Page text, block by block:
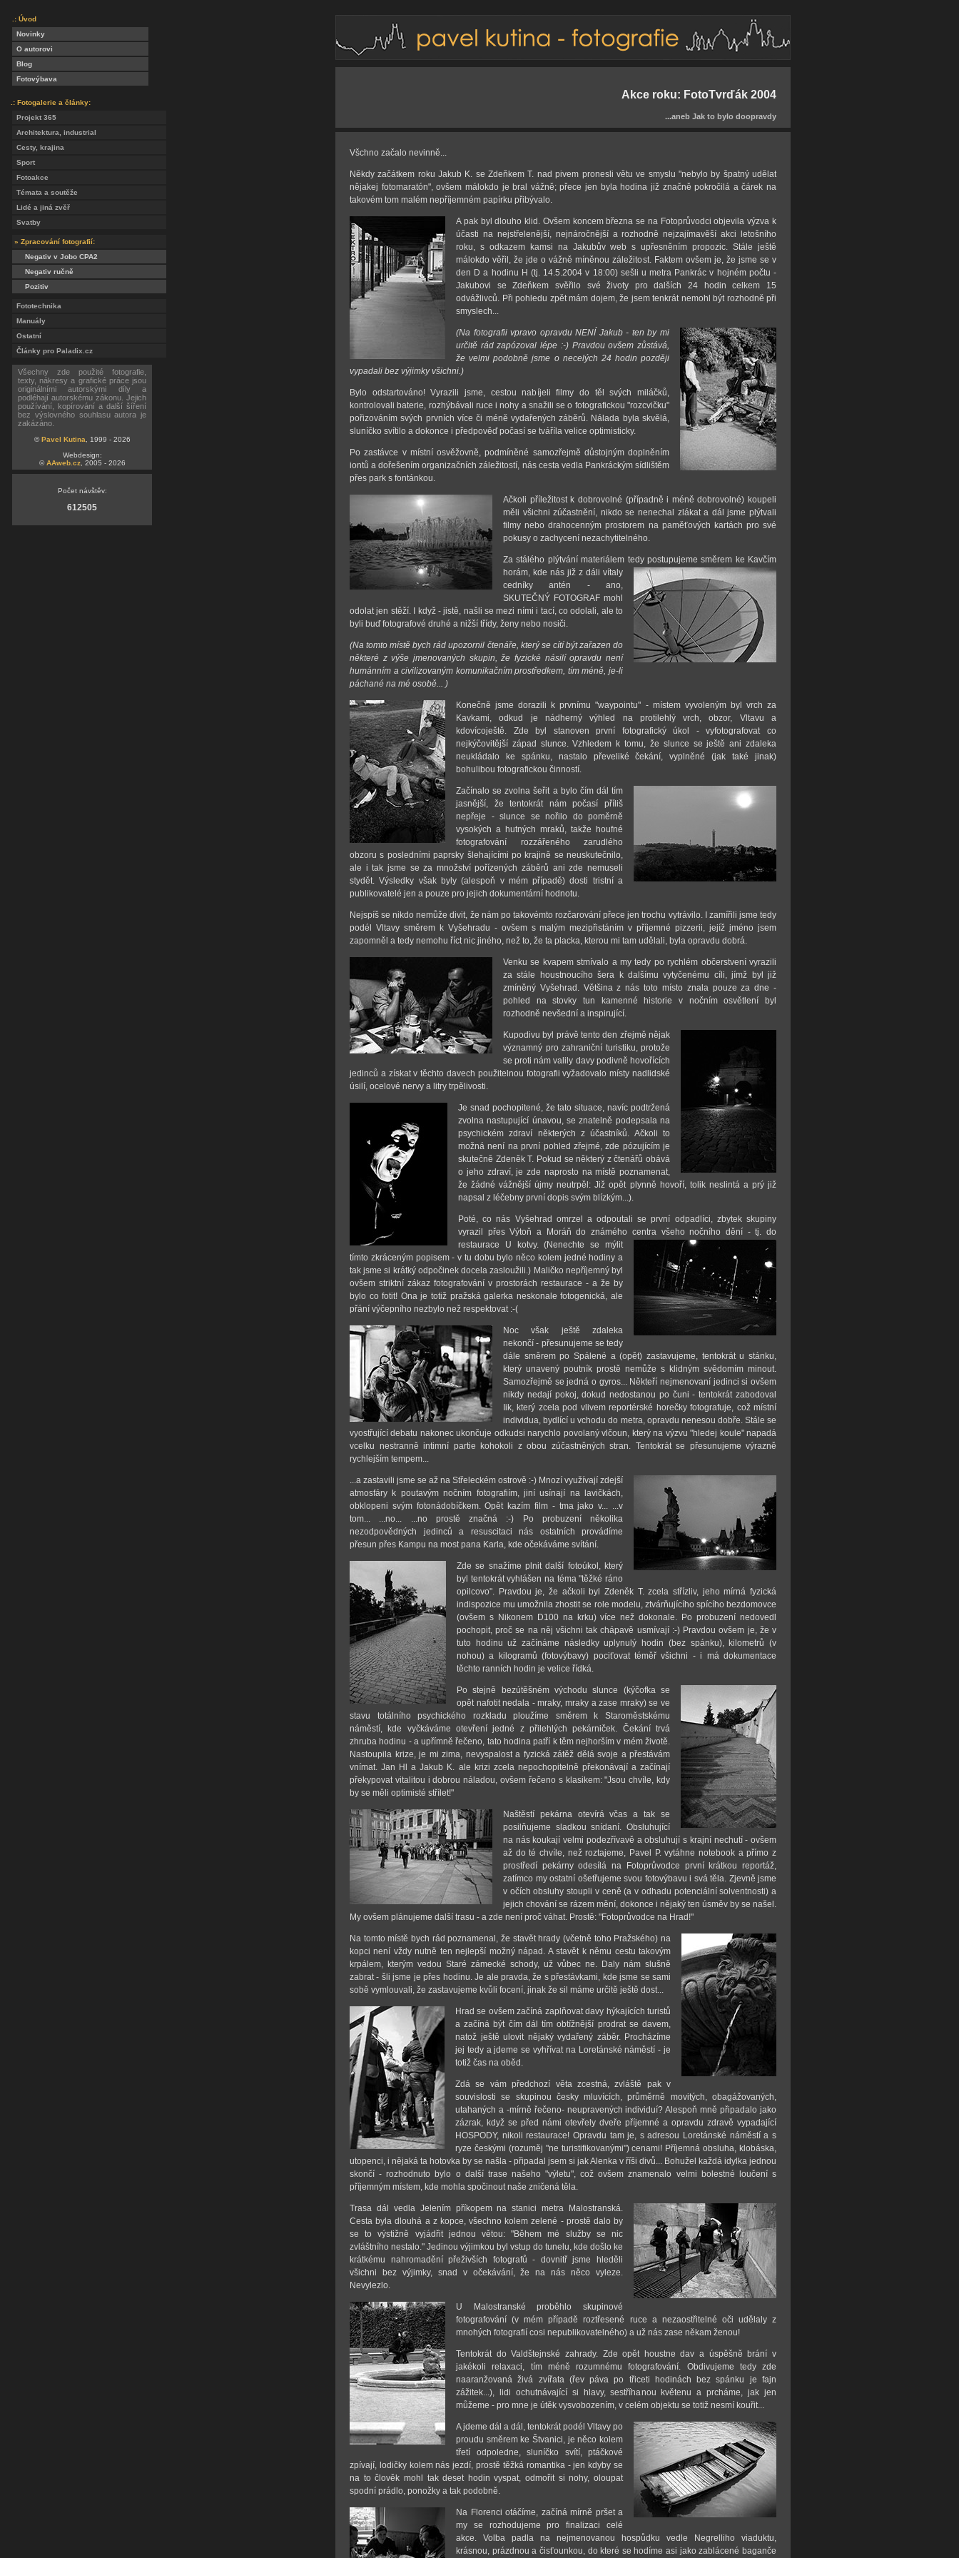
.: Úvod
Novinky
O autorovi
Blog
Fotovýbava
.: Fotogalerie a články:
Projekt 365
Architektura, industrial
Cesty, krajina
Sport
Fotoakce
Témata a soutěže
Lidé a jiná zvěř
Svatby
» Zpracování fotografií:
Negativ v Jobo CPA2
Negativ ručně
Pozitiv
Fototechnika
Manuály
Ostatní
Články pro Paladix.cz
Všechny zde použité fotografie,
texty, nákresy a grafické práce jsou
originálními autorskými díly a
podléhají autorskému zákonu. Jejich
používání, kopírování a další šíření
bez výslovného souhlasu autora je
zakázáno.
©Pavel Kutina , 1999 - 2026
Webdesign:
©AAweb.cz, 2005 - 2026
Počet návštěv:
612505
Akce roku: FotoTvrďák 2004
...aneb Jak to bylo doopravdy
Všchno začalo nevinně...
Někdy začátkem roku Jakub K. se Zdeňkem T. nad pivem pronesli větu ve smyslu "nebylo by špatný udělat
nějakej fotomaratón", ovšem málokdo je bral vážně; přece jen byla hodina již značně pokročilá a čárek na
takovém tom malém nepříjemném papírku přibývalo.
A pak byl dlouho klid. Ovšem koncem března se na Fotoprůvodci objevila výzva k
účasti na nejstřelenější, nejnáročnější a rozhodně nejzajímavěší akci letošního
roku, s odkazem kamsi na Jakubův web s upřesněním propozic. Stále ještě
málokdo věřil, že jde o vážně míněnou záležitost. Faktem ovšem je, že jsme se v
den D a hodinu H (tj. 14.5.2004 v 18:00) sešli u metra Pankrác v hojném počtu -
Jakubovi se Zdeňkem svěřilo své životy pro dalších 24 hodin celkem 15
odvážlivců. Při pohledu zpět mám dojem, že jsem tenkrát nemohl být rozhodně při
smyslech...
(Na fotografii vpravo opravdu NENÍ Jakub - ten by mi
určitě rád zapózoval lépe :-) Pravdou ovšem zůstává,
že velmi podobně jsme o necelých 24 hodin později
vypadali bez výjimky všichni.)
Bylo odstartováno! Vyrazili jsme, cestou nabíjeli filmy do těl svých miláčků,
kontrolovali baterie, rozhýbávali ruce i nohy a snažili se o fotografickou "rozcvičku"
pořizováním svých prvních více či méně vydařených záběrů. Nálada byla skvělá,
sluníčko svítilo a dokonce i předpověď počasí se tváříla velice optimisticky.
Po zastávce v místní osvěžovně, podmíněné samozřejmě důstojným doplněním
iontů a dořešením organizačních záležitostí, nás cesta vedla Pankráckým sídlištěm
přes park s fontánkou.
Ačkoli příležitost k dobrovolné (případně i méně dobrovolné) koupeli
měli všichni zúčastnění, nikdo se nenechal zlákat a dál jsme plýtvali
filmy nebo drahocenným prostorem na paměťových kartách pro své
pokusy o zachycení nezachytitelného.
Za stálého plýtvání materiálem tedy postupujeme směrem ke Kavčím
horám, kde nás již z dáli vítaly
cedníky antén - ano,
SKUTEČNÝ FOTOGRAF mohl
odolat jen stěží. I když - jistě, našli se mezi ními i tací, co odolali, ale to
byli buď fotografové druhé a nižší třídy, ženy nebo nosiči.
(Na tomto místě bych rád upozornil čtenáře, který se cítí být zařazen do
některé z výše jmenovaných skupin, že fyzické násilí opravdu není
humánním a civilizovaným komunikačním prostředkem, tím méně, je-li
páchané na mé osobě... )
Konečně jsme dorazili k prvnímu "waypointu" - místem vyvoleným byl vrch za
Kavkami, odkud je nádherný výhled na protilehlý vrch, obzor, Vltavu a
kdovícoještě. Zde byl stanoven první fotografický úkol - vyfotografovat co
nejkýčovitější západ slunce. Vzhledem k tomu, že slunce se ještě ani zdaleka
neukládalo ke spánku, nastalo převeliké čekání, vyplněné (jak také jinak)
bohulibou fotografickou činností.
Začínalo se zvolna šeřit a bylo čím dál tím
jasnější, že tentokrát nám počasí příliš
nepřeje - slunce se nořilo do poměrně
vysokých a hutných mraků, takže houfné
fotografování rozzářeného zarudlého
obzoru s posledními paprsky šlehajícími po krajině se neuskutečnilo,
ale i tak jsme se za množství pořízených záběrů ani zde nemuseli
stydět. Výsledky však byly (alespoň v mém případě) dosti tristní a
publikovatelé jen a pouze pro jejich dokumentární hodnotu.
Nejspíš se nikdo nemůže divit, že nám po takovémto rozčarování přece jen trochu vytrávilo. I zamířili jsme tedy
podél Vltavy směrem k Vyšehradu - ovšem s malým mezipřistáním v příjemné pizzerii, jejíž jméno jsem
zapomněl a tedy nemohu říct nic jiného, než to, že ta placka, kterou mi tam udělali, byla opravdu dobrá.
Venku se kvapem stmívalo a my tedy po rychlém občerstvení vyrazili
za stále houstnoucího šera k dalšímu vytyčenému cíli, jímž byl již
zmíněný Vyšehrad. Většina z nás toto místo znala pouze za dne -
pohled na stovky tun kamenné historie v nočním osvětlení byl
rozhodně nevšední a inspirující.
Kupodivu byl právě tento den zřejmě nějak
významný pro zahraniční turistiku, protože
se proti nám valily davy podivně hovořících
jedinců a získat v těchto davech použitelnou fotografii vyžadovalo místy nadlidské
úsilí, ocelové nervy a litry trpělivosti.
Je snad pochopitené, že tato situace, navíc podtržená
zvolna nastupující únavou, se znatelně podepsala na
psychickém zdraví některých z účastníků. Ačkoli to
možná není na první pohled zřejmé, zde pózujícím je
skutečně Zdeněk T. Pokud se některý z čtenářů obává
o jeho zdraví, je zde naprosto na místě poznamenat,
že žádné vážnější újmy neutrpěl: Již opět plynně hovoří, tolik neslintá a prý již
napsal z léčebny první dopis svým blízkým...).
Poté, co nás Vyšehrad omrzel a odpoutali se první odpadlíci, zbytek skupiny
vyrazil přes Výtoň a Moráň do známého centra všeho nočního dění -tj. do
restaurace U kotvy. (Nenechte se mýlit
tímto zkráceným popisem - v tu dobu bylo něco kolem jedné hodiny a
tak jsme si krátký odpočinek docela zasloužili.) Maličko nepříjemný byl
ovšem striktní zákaz fotografování v prostorách restaurace - a že by
bylo co fotit! Ona je totiž pražská galerka neskonale fotogenická, ale
přání výčepního nezbylo než respektovat :-(
Noc však ještě zdaleka
nekončí - přesunujeme se tedy
dále směrem po Spálené a (opět) zastavujeme, tentokrát u stánku,
který unavený poutník prostě nemůže s klidným svědomím minout.
Samozřejmě se jedná o gyros... Někteří nejmenovaní jedinci si ovšem
nikdy nedají pokoj, dokud nedostanou po čuni - tentokrát zabodoval
Iik, který zcela pod vlivem reportérské horečky fotografuje, což místní
individua, bydlící u vchodu do metra, opravdu nenesou dobře. Stále se
vyostřující debatu nakonec ukončuje odkudsi narychlo povolaný vlčoun, který na výzvu "hledej koule" napadá
vcelku nestranně intimní partie kohokoli z obou zúčastněných stran. Tentokrát se přesunujeme výrazně
rychlejším tempem...
...a zastavili jsme se až na Střeleckém ostrově :-) Mnozí využívají zdejší
atmosfáry k poutavým nočním fotografiím, jiní usínají na lavičkách,
obklopeni svým fotonádobíčkem. Opět kazím film - tma jako v... ...v
tom... ...no... ...no prostě značná :-) Po probuzení několika
nezodpovědných jedinců a resuscitaci nás ostatních provádíme
přesun přes Kampu na most pana Karla, kde očekáváme svítání.
Zde se snažíme plnit další fotoúkol, který
byl tentokrát vyhlášen na téma "těžké ráno
opilcovo". Pravdou je, že ačkoli byl Zdeněk T. zcela střízliv, jeho mírná fyzická
indispozice mu umožnila zhostit se role modelu, ztvárňujícího spícího bezdomovce
(ovšem s Nikonem D100 na krku) více než dokonale. Po probuzení nedovedl
pochopit, proč se na něj všichni tak chápavě usmívají :-) Pravdou ovšem je, že v
tuto hodinu už začínáme následky uplynulý hodin (bez spánku), kilometrů (v
nohou) a kilogramů (fotovýbavy) pociťovat téměř všichni - i má dokumentace
těchto ranních hodin je velice řídká.
Po stejně bezútěšném východu slunce (kýčofka se
opět nafotit nedala - mraky, mraky a zase mraky) se ve
stavu totálního psychického rozkladu ploužíme směrem k Staroměstskému
náměstí, kde vyčkáváme otevření jedné z přilehlých pekárniček. Čekání trvá
zhruba hodinu - a upřímně řečeno, tato hodina patří k těm nejhorším v mém životě.
Nastoupila krize, je mi zima, nevyspalost a fyzická zátěž dělá svoje a přestávám
vnímat. Jan Hl a Jakub K. ale krizi zcela nepochopitelně překonávají a začínají
překypovat vitalitou i dobrou náladou, ovšem řečeno s klasikem: "Jsou chvíle, kdy
by se měli optimisté střílet!"
Naštěstí pekárna otevírá včas a tak se
posilňujeme sladkou snídaní. Obsluhující
na nás koukají velmi podezřívavě a obsluhují s krajní nechutí - ovšem
až do té chvíle, než roztajeme, Pavel P. vytáhne notebook a přímo z
prostředí pekárny odesílá na Fotoprůvodce první krátkou reportáž,
zatímco my ostatní ošetřujeme svou fotovýbavu i svá těla. Zjevně jsme
v očích obsluhy stoupli v ceně (a v odhadu potenciální solventnosti) a
jejich chování se rázem mění, dokonce i nějaký ten úsměv by se našel.
My ovšem plánujeme další trasu - a zde není proč váhat. Prostě: "Fotoprůvodce na Hrad!"
Na tomto místě bych rád poznamenal, že stavět hrady (včetně toho Pražského) na
kopci není vždy nutně ten nejlepší možný nápad. A stavět k němu cestu takovým
krpálem, kterým vedou Staré zámecké schody, už vůbec ne. Daly nám slušně
zabrat - šli jsme je přes hodinu. Je ale pravda, že s přestávkami, kde jsme se sami
sobě vymlouvali, že zastavujeme kvůli focení, jinak že sil máme určitě ještě dost...
Hrad se ovšem začíná zaplňovat davy hýkajících turistů
a začíná být čím dál tím obtížnější prodrat se davem,
natož ještě ulovit nějaký vydařený záběr. Procházíme
jej tedy a jdeme se vyhřívat na Loretánské náměstí - je
totiž čas na oběd.
Zdá se vám předchozí věta zcestná, zvláště pak v
souvislosti se skupinou česky mluvících, průměrně movitých, obagážovaných,
utahaných a -mírně řečeno- neupravených individuí? Alespoň mně připadalo jako
zázrak, když se před námi otevřely dveře příjemné a opravdu zdravě vypadající
HOSPODY, nikoli restaurace! Opravdu tam je, s adresou Loretánské náměstí a s
ryze českými (rozuměj "ne turistifikovanými") cenami! Příjemná obsluha, klobáska,
utopenci, i nějaká ta hotovka by se našla - připadal jsem si jak Alenka v říši divů... Bohužel každá idylka jednou
skončí - rozhodnuto bylo o další trase našeho "výletu", což ovšem znamenalo velmi bolestné loučení s
příjemným místem, kde mohla spočinout naše zničená těla.
Trasa dál vedla Jelením příkopem na stanici metra Malostranská.
Cesta byla dlouhá a z kopce, všechno kolem zelené - prostě dalo by
se to výstižně vyjádřit jednou větou: "Během mé služby se nic
zvláštního nestalo." Jedinou výjimkou byl vstup do tunelu, kde došlo ke
krátkému nahromadění přeživších fotografů - dovnitř jsme hleděli
všichni bez výjimky, snad v očekávání, že na nás něco vyleze.
Nevylezlo.
U Malostranské proběhlo skupinové
fotografování (v mém případě roztřesené ruce a nezaostřitelné oči udělaly z
mnohých fotografií cosi nepublikovatelného) a už nás zase někam ženou!
Tentokrát do Valdštejnské zahrady. Zde opět houstne dav a úspěšně brání v
jakékoli relaxaci, tím méně rozumnému fotografování. Obdivujeme tedy zde
naaranžovaná živá zvířata (řev páva po třiceti hodinách bez spánku je fajn
zážitek...), lidi ochutnávající si hlavy, sestříhanou květenu a prcháme, jak jen
můžeme - pro mne je útěk vysvobozením, v celém objektu se totiž nesmí kouřit...
A jdeme dál a dál, tentokrát podél Vltavy po
proudu směrem ke Štvanici, je něco kolem
třetí odpoledne, sluníčko svítí, ptáčkové
zpívají, lodičky kolem nás jezdí, prostě těžká romantika - jen kdyby se
na to člověk mohl tak deset hodin vyspat, odmořit si nohy, oloupat
spodní prádlo, ponožky a tak podobně.
Na Florenci otáčíme, začíná mírně pršet a
my se rozhodujeme pro finalizaci celé
akce. Volba padla na nejmenovanou hospůdku vedle Negrelliho viaduktu,
krásnou, prázdnou a čisťounkou, do které se hodíme asi jako zablácené baganče